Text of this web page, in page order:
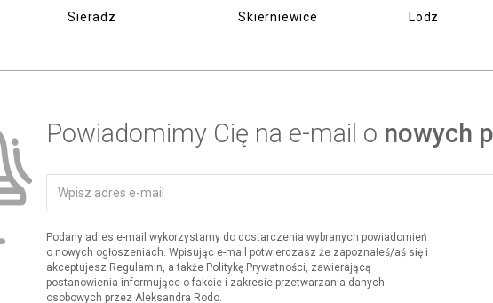
Sieradz Skierniewice Lodz
Powiadomimy Cię na e-mail o nowych
Podany adres e-mail wykorzystamy do dostarczenia wybranych powiadomień
o nowych ogłoszeniach. Wpisując e-mail potwierdzasz że zapoznałeś/aś się i
akceptujesz Regulamin, a także Politykę Prywatności, zawierającą
postanowienia informujące o fakcie i zakresie przetwarzania danych
osobowych przez Aleksandra Rodo.